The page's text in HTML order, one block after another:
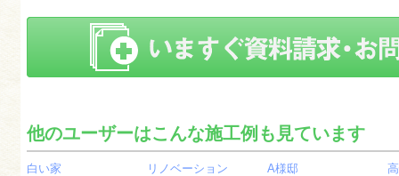
他のユーザーはこんな施工例も見ています
白い家 リノベーション A様邸